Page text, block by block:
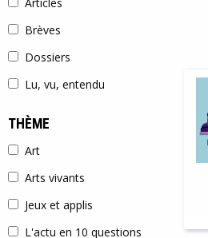
Brèves
Dossiers
Lu, vu, entendu
THÈME
Art
Arts vivants
Jeux et applis
L'actu en 10 questions